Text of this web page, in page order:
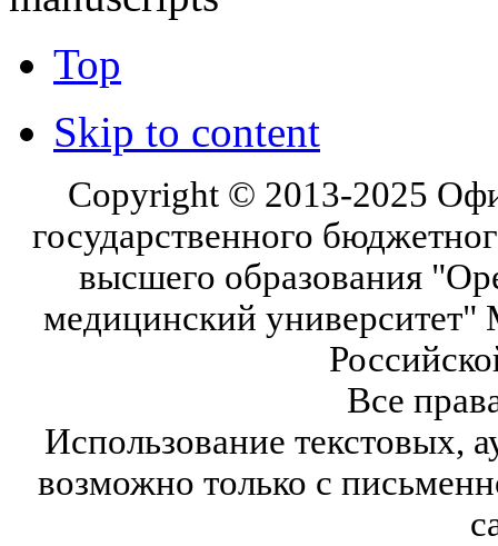
Top
Skip to content
Copyright © 2013-2025
государственного
высшего образования
медицинский университет"
Все
Использование текстовых,
возможно только с